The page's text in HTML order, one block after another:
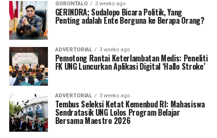
GORONTALO 3 weeks ago
GERINDRA; Sudalopo Bicara Politik, Yang
Penting adalah Ente Berguna ke Berapa Orang?
ADVERTORIAL 3 weeks ago
Pemotong Rantai Keterlambatan Medis: Peneliti
FK UNG Luncurkan Aplikasi Digital ‘Hallo Stroke’
ADVERTORIAL 3 weeks ago
Tembus Seleksi Ketat Kemenbud RI: Mahasiswa
Sendratasik UNG Lolos Program Belajar
Bersama Maestro 2026